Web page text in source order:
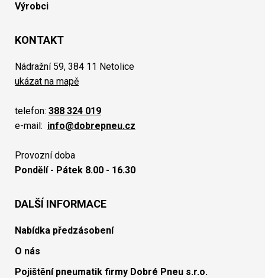
Výrobci
KONTAKT
Nádražní 59, 384 11 Netolice
ukázat na mapě
telefon: 388 324 019
e-mail: info@dobrepneu.cz
Provozní doba
Pondělí - Pátek 8.00 - 16.30
DALŠÍ INFORMACE
Nabídka předzásobení
O nás
Pojištění pneumatik firmy Dobré Pneu s.r.o.